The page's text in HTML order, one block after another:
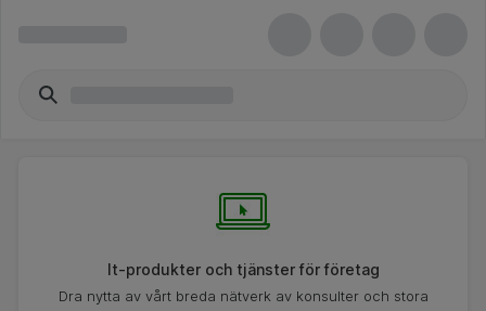
It-produkter och tjänster för företag
Dra nytta av vårt breda nätverk av konsulter och stora